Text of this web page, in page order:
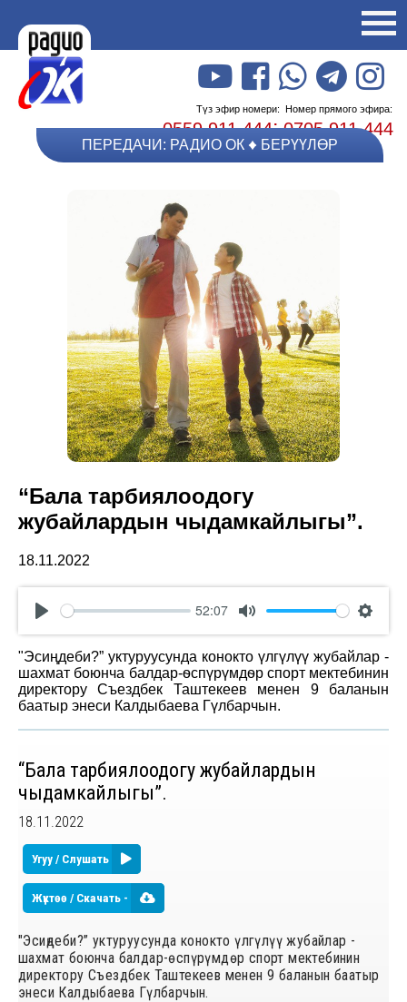
Түз эфир номери: Номер прямого эфира:
0559 911 444;0705 911 444
ПЕРЕДАЧИ: РАДИО ОК БЕРҮҮЛӨР
“Бала тарбиялоодогу
жубайлардын чыдамкайлыгы”.
18.11.2022
Play
52:07
Mute
"Эсиңдеби?” уктуруусунда конокто үлгүлүү жубайлар -
шахмат боюнча балдар-ѳспүрүмдѳр спорт мектебинин
директору Съездбек Таштекеев менен 9 баланын
баатыр энеси Калдыбаева Гүлбарчын.
“Бала тарбиялоодогу жубайлардын
чыдамкайлыгы”.
18.11.2022
Угуу / Слушать
Жүктөө / Скачать -
"Эсиңдеби?” уктуруусунда конокто үлгүлүү жубайлар -
шахмат боюнча балдар-ѳспүрүмдѳр спорт мектебинин
директору Съездбек Таштекеев менен 9 баланын баатыр
энеси Калдыбаева Гүлбарчын.